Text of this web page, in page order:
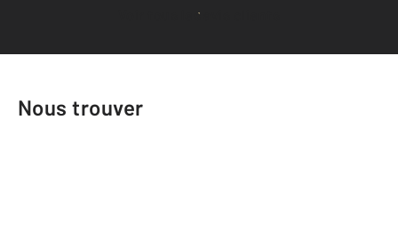
Voir tous les avis clients
Nous trouver